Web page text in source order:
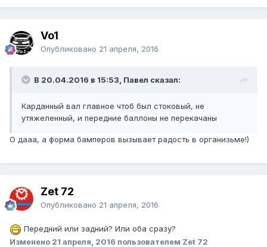
Vo1
Опубликовано 21 апреля, 2016
В 20.04.2016 в 15:53, Павел сказал:
Карданный вал главное чтоб был стоковый, не
утяжеленный, и передние баллоны не перекачаны
О дааа, а форма бамперов вызывает радость в организьме!)
Zet 72
Опубликовано 21 апреля, 2016
Передний или задний? Или оба сразу?
Изменено 21 апреля, 2016 пользователем Zet 72